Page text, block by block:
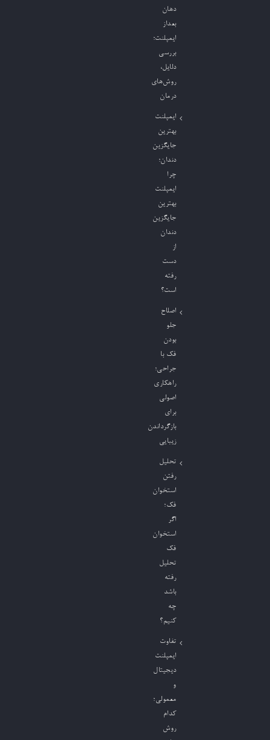
دهان
بعداز
ایمپلنت؛
بررسی
دلایل،
روش‌های
درمان
ایمپلنت
بهترین
جایگزین
دندان؛
چرا
ایمپلنت
بهترین
جایگزین
دندان
از
دست
رفته
است؟
اصلاح
جلو
بودن
فک با
جراحی؛
راهکاری
اصولی
برای
بازگرداندن
زیبایی
تحلیل
رفتن
استخوان
فک؛
اگر
استخوان
فک
تحلیل
رفته
باشد
چه
کنیم؟
تفاوت
ایمپلنت
دیجیتال
و
معمولی؛
کدام
روش